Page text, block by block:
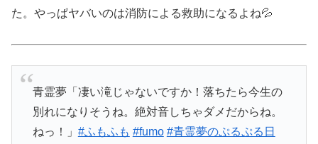
た。やっぱヤバいのは消防による救助になるよね💦
青霊夢「凄い滝じゃないですか！落ちたら今生の
別れになりそうね。絶対音しちゃダメだからね。
ねっ！」 #ふもふも #fumo #青霊夢のぷるぷる日